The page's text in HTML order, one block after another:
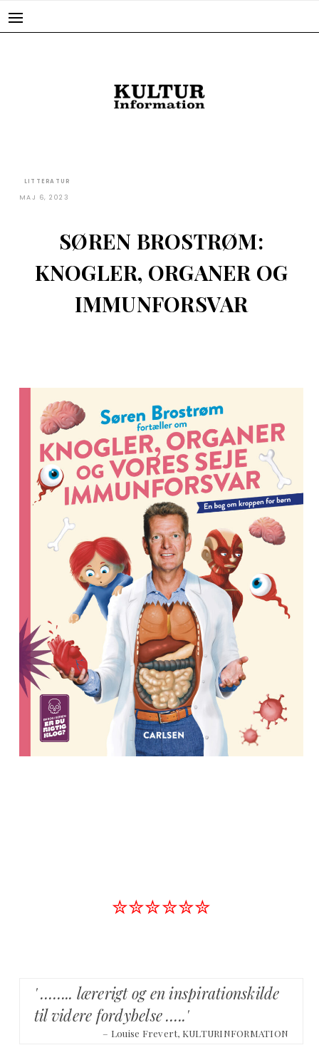
LITTERATUR
MAJ 6, 2023
SØREN BROSTRØM:
KNOGLER, ORGANER OG
IMMUNFORSVAR
✮✮✮✮✮✮
' …….. lærerigt og en inspirationskilde
til videre fordybelse …..'
– Louise Frevert, KULTURINFORMATION